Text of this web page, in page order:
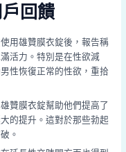
回饋
使用雄贊膜衣錠後，報告稱
活力。特別是在性欲減
性恢復正常的性欲，重拾
贊膜衣錠幫助他們提高了
的提升。這對於那些勃起
。